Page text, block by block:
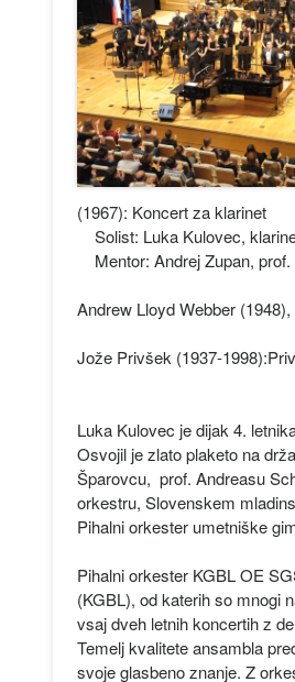
(1967): Koncert za klarinet
Solist: Luka Kulovec,
Mentor: Andrej Zupan, prof.
Andrew Lloyd Webber
Jože Privšek (1937-
Luka Kulovec je dijak 4.
Osvojil je zlato plaketo na
Šparovcu, prof. Andreasu
orkestru, Slovenskem
Pihalni orkester umetniške
Pihalni orkester KGBL OE
(KGBL), od katerih so mnogi
vsaj dveh letnih koncertih z
Temelj kvalitete ansambla
svoje glasbeno znanje. Z